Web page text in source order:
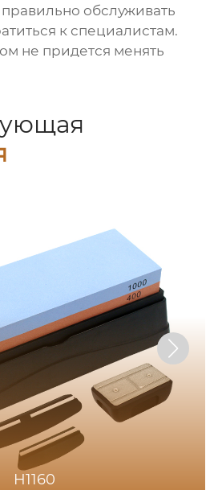
обслуживать
к специалистам.
не придется менять
H1160